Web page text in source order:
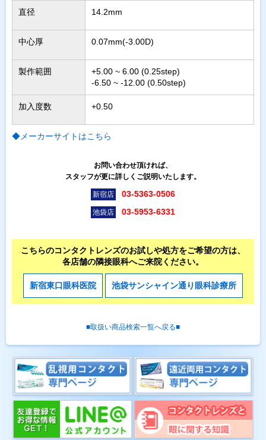
直径 14.2mm
中心厚 0.07mm(-3.00D)
製作範囲
+5.00 ~ 6.00 (0.25step)
-6.50 ~ -12.00 (0.50step)
加入度数 +0.50
◆メーカーサイトはこちら
お問い合わせ頂ければ、
スタッフが更に詳しくご説明いたします。
新宿店 03-5363-0506
池袋店 03-5953-6331
こちらのコンタクトレンズのお試しや処方をご希望の方は、
各店舗の隣接眼科へご来院ください。
新宿東口眼科医院 池袋サンシャイン通り眼科診療所
■取扱い商品検索一覧へ戻る■